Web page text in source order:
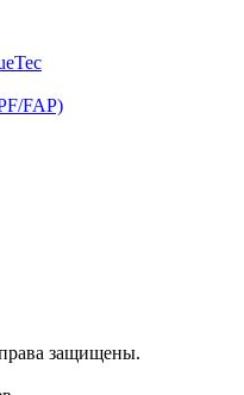
FAP)
защищены.